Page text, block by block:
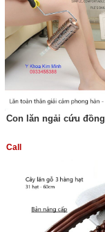
Con lăn ngải cứu đồng
Call